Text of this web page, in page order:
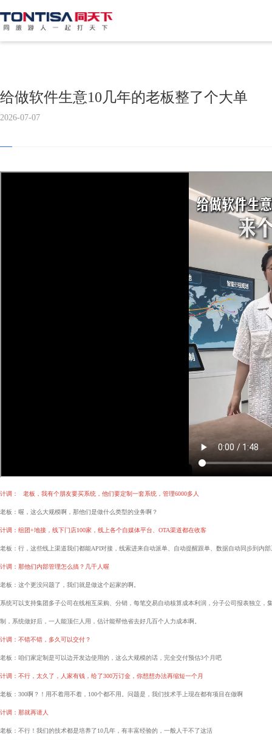
给做软件生意10几年的老板整了个大单
2026-07-07
计调： 老板，我有个朋友要买系统， 他们要定制一套系统，管理6000多人
老板：喔，这么大规模啊， 那他们是做什么类型的业务啊？
计调：组团+地接，线下门店100家，线上各个自媒体平台、 OTA渠道都在收客
老板：行，这些线上渠道我们都能API对接，线索进来自动派单、自动提醒跟单、数据自动同步到内
计调：那他们内部管理怎么搞？几千人喔
老板：这个更没问题了，我们就是做这个起家的啊。
系统可以支持集团多子公司在线相互采购、分销，每笔交易自动核算成本利润，分子公司报表独立
制，系统做好后，一人能顶仨人用，估计能帮他省去好几百个人力成本啊。
计调：不错不错，多久可以交付？
老板：咱们家定制是可以边开发边使用的，这么大规模的话，完全交付预估3个月吧
计调：不行，太久了，人家有钱，给了300万订金，你想想办法再缩短一个月
老板：300啊？！用不着用不着，100个都不用。问题是，我们技术手上现在都有项目在做啊
计调：那就再请人
老板：不行！我们的技术都是培养了10几年，有丰富经验的，一般人干不了这活